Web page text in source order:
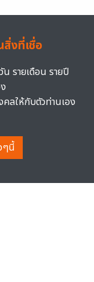
สิ่งที่เชื่อ
น รายเดือน รายปี
ลให้กับตัวท่านเอง
ๆนี้